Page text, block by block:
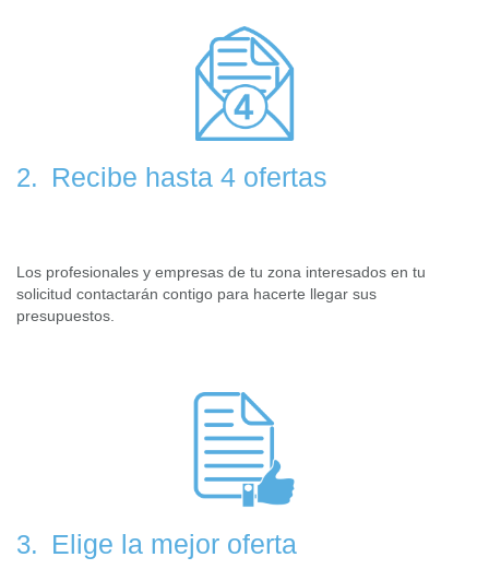
2. Recibe hasta 4 ofertas
Los profesionales y empresas de tu zona interesados en tu
solicitud contactarán contigo para hacerte llegar sus
presupuestos.
3. Elige la mejor oferta